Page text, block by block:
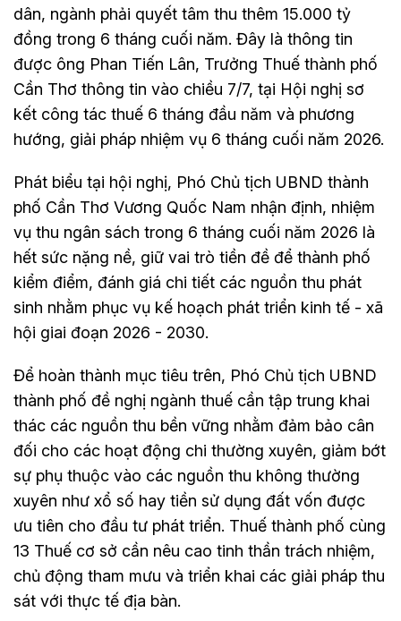
dân, ngành phải quyết tâm thu thêm 15.000 tỷ
đồng trong 6 tháng cuối năm. Đây là thông tin
được ông Phan Tiến Lân, Trưởng Thuế thành phố
Cần Thơ thông tin vào chiều 7/7, tại Hội nghị sơ
kết công tác thuế 6 tháng đầu năm và phương
hướng, giải pháp nhiệm vụ 6 tháng cuối năm 2026.
Phát biểu tại hội nghị, Phó Chủ tịch UBND thành
phố Cần Thơ Vương Quốc Nam nhận định, nhiệm
vụ thu ngân sách trong 6 tháng cuối năm 2026 là
hết sức nặng nề, giữ vai trò tiền đề để thành phố
kiểm điểm, đánh giá chi tiết các nguồn thu phát
sinh nhằm phục vụ kế hoạch phát triển kinh tế - xã
hội giai đoạn 2026 - 2030.
Để hoàn thành mục tiêu trên, Phó Chủ tịch UBND
thành phố đề nghị ngành thuế cần tập trung khai
thác các nguồn thu bền vững nhằm đảm bảo cân
đối cho các hoạt động chi thường xuyên, giảm bớt
sự phụ thuộc vào các nguồn thu không thường
xuyên như xổ số hay tiền sử dụng đất vốn được
ưu tiên cho đầu tư phát triển. Thuế thành phố cùng
13 Thuế cơ sở cần nêu cao tinh thần trách nhiệm,
chủ động tham mưu và triển khai các giải pháp thu
sát với thực tế địa bàn.